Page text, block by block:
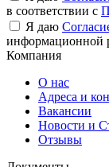
в соответствии с
Я даю
информационной
Компания
О нас
Адреса и
Вакансии
Новости и
Отзывы